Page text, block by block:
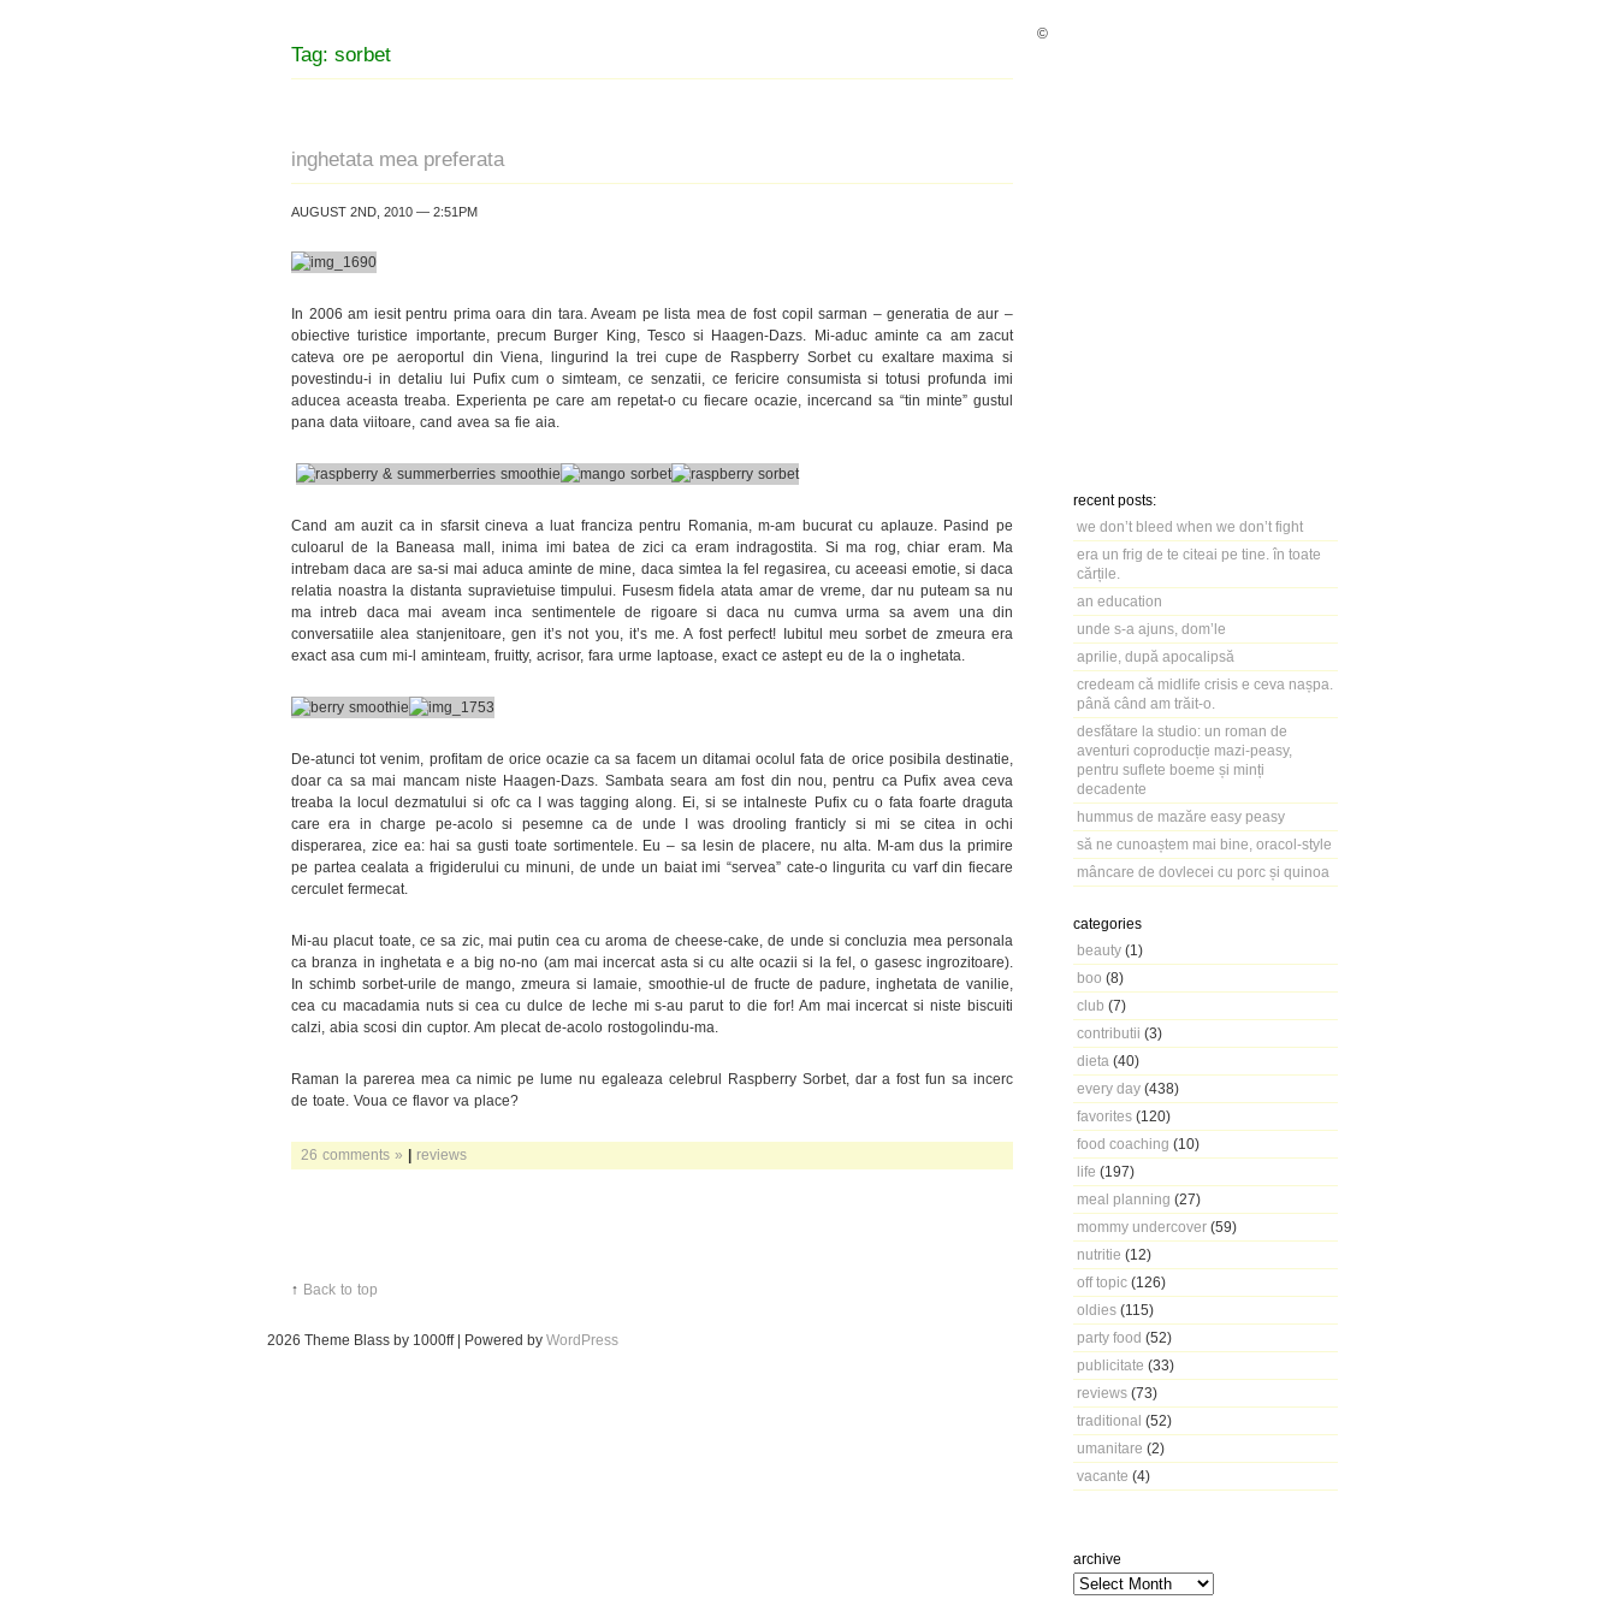
recent posts:
we don’t bleed when we don’t fight
era un frig de te citeai pe tine. în toate
cărțile.
an education
unde s-a ajuns, dom’le
aprilie, după apocalipsă
credeam că midlife crisis e ceva nașpa.
până când am trăit-o.
desfătare la studio: un roman de
aventuri coproducție mazi-peasy,
pentru suflete boeme și minți
decadente
hummus de mazăre easy peasy
să ne cunoaștem mai bine, oracol-style
mâncare de dovlecei cu porc și quinoa
categories
beauty (1)
boo (8)
club (7)
contributii (3)
dieta (40)
every day (438)
favorites (120)
food coaching (10)
life (197)
meal planning (27)
mommy undercover (59)
nutritie (12)
off topic (126)
oldies (115)
party food (52)
publicitate (33)
reviews (73)
traditional (52)
umanitare (2)
vacante (4)
archive
Tag: sorbet
inghetata mea preferata
AUGUST 2ND, 2010 — 2:51PM
In 2006 am iesit pentru prima oara din tara. Aveam pe lista mea de fost copil sarman – generatia de aur –
obiective turistice importante, precum Burger King, Tesco si Haagen-Dazs. Mi-aduc aminte ca am zacut
cateva ore pe aeroportul din Viena, lingurind la trei cupe de Raspberry Sorbet cu exaltare maxima si
povestindu-i in detaliu lui Pufix cum o simteam, ce senzatii, ce fericire consumista si totusi profunda imi
aducea aceasta treaba. Experienta pe care am repetat-o cu fiecare ocazie, incercand sa “tin minte” gustul
pana data viitoare, cand avea sa fie aia.
Cand am auzit ca in sfarsit cineva a luat franciza pentru Romania, m-am bucurat cu aplauze. Pasind pe
culoarul de la Baneasa mall, inima imi batea de zici ca eram indragostita. Si ma rog, chiar eram. Ma
intrebam daca are sa-si mai aduca aminte de mine, daca simtea la fel regasirea, cu aceeasi emotie, si daca
relatia noastra la distanta supravietuise timpului. Fusesm fidela atata amar de vreme, dar nu puteam sa nu
ma intreb daca mai aveam inca sentimentele de rigoare si daca nu cumva urma sa avem una din
conversatiile alea stanjenitoare, gen it’s not you, it’s me. A fost perfect! Iubitul meu sorbet de zmeura era
exact asa cum mi-l aminteam, fruitty, acrisor, fara urme laptoase, exact ce astept eu de la o inghetata.
De-atunci tot venim, profitam de orice ocazie ca sa facem un ditamai ocolul fata de orice posibila destinatie,
doar ca sa mai mancam niste Haagen-Dazs. Sambata seara am fost din nou, pentru ca Pufix avea ceva
treaba la locul dezmatului si ofc ca I was tagging along. Ei, si se intalneste Pufix cu o fata foarte draguta
care era in charge pe-acolo si pesemne ca de unde I was drooling franticly si mi se citea in ochi
disperarea, zice ea: hai sa gusti toate sortimentele. Eu – sa lesin de placere, nu alta. M-am dus la primire
pe partea cealata a frigiderului cu minuni, de unde un baiat imi “servea” cate-o lingurita cu varf din fiecare
cerculet fermecat.
Mi-au placut toate, ce sa zic, mai putin cea cu aroma de cheese-cake, de unde si concluzia mea personala
ca branza in inghetata e a big no-no (am mai incercat asta si cu alte ocazii si la fel, o gasesc ingrozitoare).
In schimb sorbet-urile de mango, zmeura si lamaie, smoothie-ul de fructe de padure, inghetata de vanilie,
cea cu macadamia nuts si cea cu dulce de leche mi s-au parut to die for! Am mai incercat si niste biscuiti
calzi, abia scosi din cuptor. Am plecat de-acolo rostogolindu-ma.
Raman la parerea mea ca nimic pe lume nu egaleaza celebrul Raspberry Sorbet, dar a fost fun sa incerc
de toate. Voua ce flavor va place?
26 comments » | reviews
↑ Back to top
©
2026 Theme Blass by 1000ff | Powered by WordPress